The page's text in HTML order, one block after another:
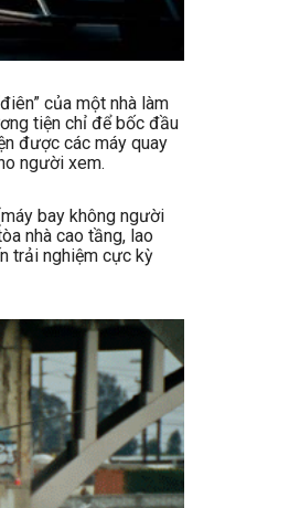
của một nhà làm
tiện chỉ để bốc đầu
được các máy quay
người xem.
bay không người
nhà cao tầng, lao
trải nghiệm cực kỳ